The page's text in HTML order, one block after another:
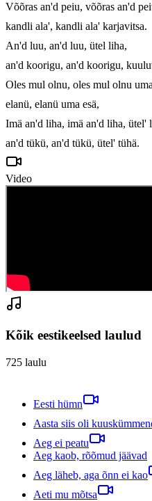
Võõras an'd peiu, võõras an'd
kandli ala', kandli ala' karjavitsa.
An'd luu, an'd luu, ütel liha,
an'd koorigu, an'd koorigu,
Oles mul olnu, oles mul olnu
elanü, elanü uma esä,
Imä an'd liha, imä an'd liha, ütel'
an'd tükü, an'd tükü, ütel' tühä.
Video
Kõik eestikeelsed laulud
725 laulu
Eesti hümn
Aasta siis oli
Aeg ei peatu
Aeg kaob, rõõmud jäävad
Aeg läheb, aga õnn ei kao
Aeti mu mõtsa